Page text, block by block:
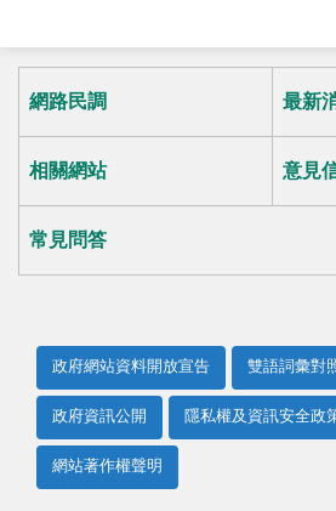
網路民調 最新
相關網站 意見
常見問答
政府網站資料開放宣告 雙語詞彙對
政府資訊公開 隱私權及資訊安全政
網站著作權聲明